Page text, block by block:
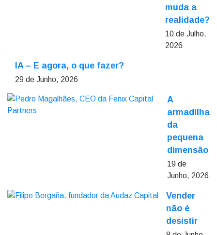
muda a
realidade?
10 de Julho,
2026
IA – E agora, o que fazer?
29 de Junho, 2026
A
armadilha
da
pequena
dimensão
19 de
Junho, 2026
Vender
não é
desistir